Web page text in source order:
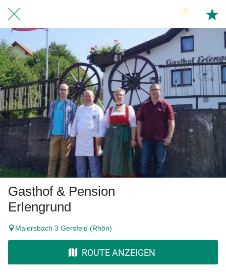
Gasthof & Pension
Erlengrund
Maiersbach 3 Gersfeld (Rhön)
ROUTE ANZEIGEN